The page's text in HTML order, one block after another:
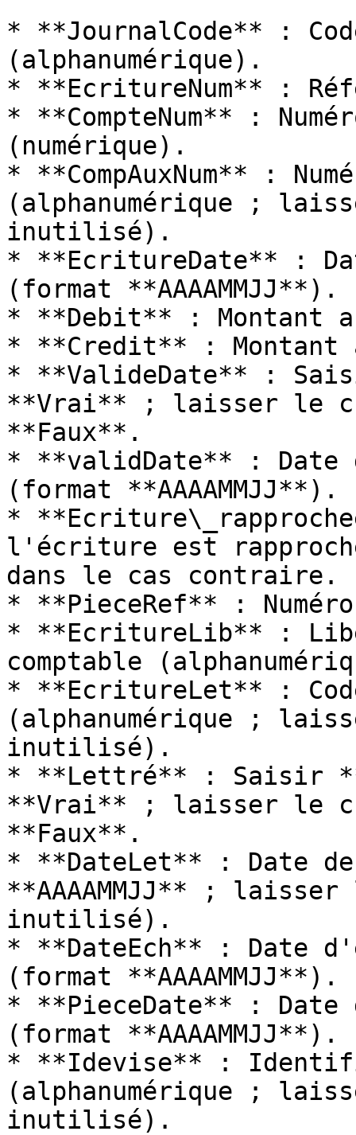
* **JournalCode** :
(alphanumérique).
* **EcritureNum** :
* **CompteNum** :
(numérique).
* **CompAuxNum** :
(alphanumérique ;
inutilisé).
* **EcritureDate** :
(format **AAAAMMJJ**).
* **Debit** : Montant
* **Credit** : Montant
* **ValideDate** :
**Vrai** ; laisser le
**Faux**.
* **validDate** :
(format **AAAAMMJJ**).
*
l'écriture est
dans le cas contraire.
* **PieceRef** :
* **EcritureLib** :
comptable
* **EcritureLet** :
(alphanumérique ;
inutilisé).
* **Lettré** : Saisir
**Vrai** ; laisser le
**Faux**.
* **DateLet** : Date
**AAAAMMJJ** ;
inutilisé).
* **DateEch** : Date
(format **AAAAMMJJ**).
* **PieceDate** :
(format **AAAAMMJJ**).
* **Idevise** :
(alphanumérique ;
inutilisé).